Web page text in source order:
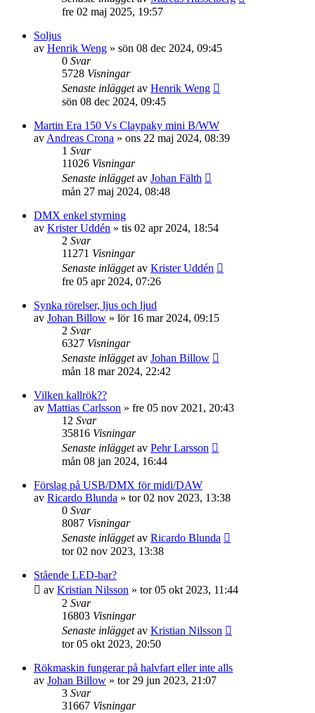
fre 02 maj 2025, 19:57
Soljus
av Henrik Weng » sön 08 dec 2024, 09:45
0 Svar
5728 Visningar
Senaste inläggetav Henrik Weng
sön 08 dec 2024, 09:45
Martin Era 150 Vs Claypaky mini B/WW
avAndreas Crona » ons 22 maj 2024, 08:39
1 Svar
11026 Visningar
Senaste inläggetav Johan Fälth
mån 27 maj 2024, 08:48
DMX enkel styrning
av Krister Uddén » tis 02 apr 2024, 18:54
2 Svar
11271 Visningar
Senaste inläggetav Krister Uddén
fre 05 apr 2024, 07:26
Synka rörelser, ljus och ljud
av Johan Billow » lör 16 mar 2024, 09:15
2 Svar
6327 Visningar
Senaste inläggetav Johan Billow
mån 18 mar 2024, 22:42
Vilken kallrök??
av Mattias Carlsson » fre 05 nov 2021, 20:43
12 Svar
35816 Visningar
Senaste inläggetav Pehr Larsson
mån 08 jan 2024, 16:44
Förslag på USB/DMX för midi/DAW
av Ricardo Blunda » tor 02 nov 2023, 13:38
0 Svar
8087 Visningar
Senaste inläggetav Ricardo Blunda
tor 02 nov 2023, 13:38
Stående LED-bar?
av Kristian Nilsson » tor 05 okt 2023, 11:44
2 Svar
16803 Visningar
Senaste inläggetav Kristian Nilsson
tor 05 okt 2023, 20:50
Rökmaskin fungerar på halvfart eller inte alls
av Johan Billow » tor 29 jun 2023, 21:07
3 Svar
31667 Visningar